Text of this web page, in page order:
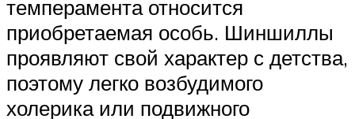
темперамента относится
приобретаемая особь. Шиншиллы
проявляют свой характер с детства,
поэтому легко возбудимого
холерика или подвижного